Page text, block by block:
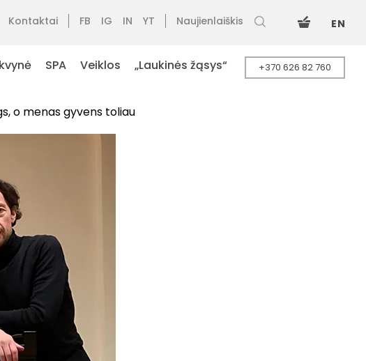
Kontaktai FB IG IN YT Naujienlaiškis EN
SPA Veiklos „Laukinės žąsys“ +370 626 82 760
o menas gyvens toliau